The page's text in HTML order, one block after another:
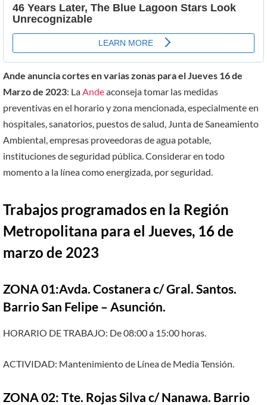
Ande anuncia cortes en varias zonas para el Jueves 16 de
Marzo de 2023: La Andeaconseja tomar las medidas
preventivas en el horario y zona mencionada, especialmente en
hospitales, sanatorios, puestos de salud, Junta de Saneamiento
Ambiental, empresas proveedoras de agua potable,
instituciones de seguridad pública. Considerar en todo
momento a la línea como energizada, por seguridad.
Trabajos programados en la Región
Metropolitana para el Jueves, 16 de
marzo de 2023
ZONA 01:Avda. Costanera c/ Gral. Santos.
Barrio San Felipe – Asunción.
HORARIO DE TRABAJO: De 08:00 a 15:00 horas.
ACTIVIDAD: Mantenimiento de Línea de Media Tensión.
ZONA 02: Tte. Rojas Silva c/ Nanawa. Barrio